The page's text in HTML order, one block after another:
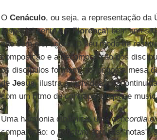
O Cenáculo, ou seja, a representação da
(especialmente emFlorença) bem antes
não sem ele, agora. O seu modo de
composição e a decomposição dos
os discípulos formam, ao longo da mesa
de Jesus, ilustra a individual
com um ritmo de contraponto quase
Uma harmonia dinâmica, umaconcordia
comparação: o punctumaqui (as "notas")